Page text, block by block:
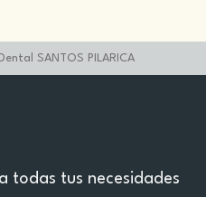
SANTOS PILARICA
todas tus necesidades